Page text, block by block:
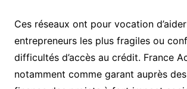
Ces réseaux ont pour vocation
entrepreneurs les plus fragiles ou
difficultés d’accès au crédit. France
notamment comme garant auprès